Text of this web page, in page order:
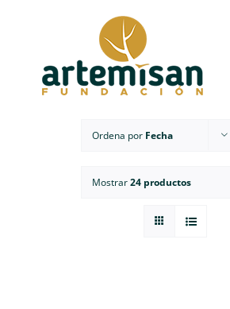
Ordena por Fecha
Mostrar24 productos